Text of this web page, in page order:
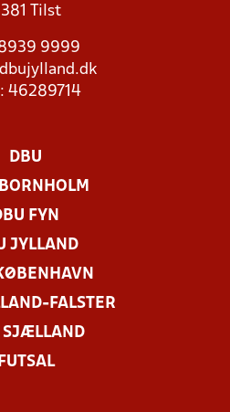
Tilst
8939 9999
46289714
DBU
FYN
JYLLAND
FALSTER
SJÆLLAND
FUTSAL